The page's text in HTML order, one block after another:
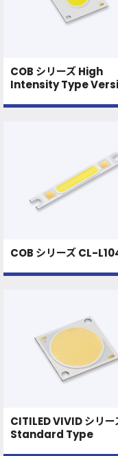
COB シリーズ High
Intensity Type
COB シリーズ CL-
CITILED VIVID シリー
Standard Type